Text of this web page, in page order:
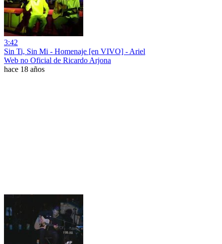
3:42
Sin Ti, Sin Mi - Homenaje [en VIVO] - Ariel
Web no Oficial de Ricardo Arjona
hace 18 años